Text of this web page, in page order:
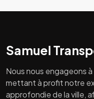
Samuel
Nous nous engageons
mettant à profit notre
approfondie de la ville,